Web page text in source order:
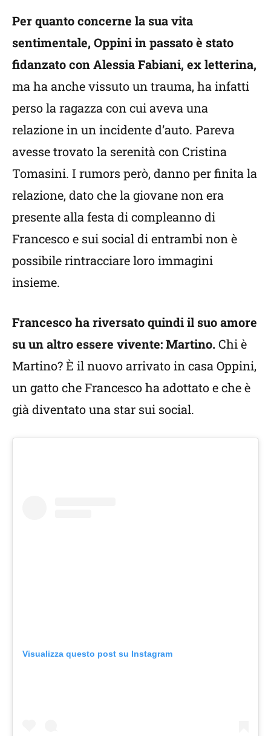
Per quanto concerne la sua vita
sentimentale, Oppini in passato è stato
fidanzato con Alessia Fabiani, ex letterina,
ma ha anche vissuto un trauma, ha infatti
perso la ragazza con cui aveva una
relazione in un incidente d’auto. Pareva
avesse trovato la serenità con Cristina
Tomasini. I rumors però, danno per finita la
relazione, dato che la giovane non era
presente alla festa di compleanno di
Francesco e sui social di entrambi non è
possibile rintracciare loro immagini
insieme.
Francesco ha riversato quindi il suo amore
su un altro essere vivente: Martino.Chi è
Martino? È il nuovo arrivato in casa Oppini,
un gatto che Francesco ha adottato e che è
già diventato una star sui social.
Visualizza questo post su Instagram